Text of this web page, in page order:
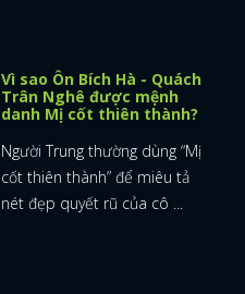
Vì sao Ôn Bích Hà - Quách
Trân Nghê được mệnh
danh Mị cốt thiên thành?
Người Trung thường dùng “Mị
cốt thiên thành” để miêu tả
nét đẹp quyết rũ của cô ...